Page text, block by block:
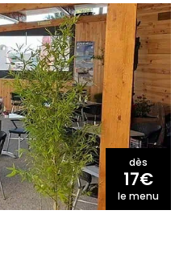
dès
17€
le menu